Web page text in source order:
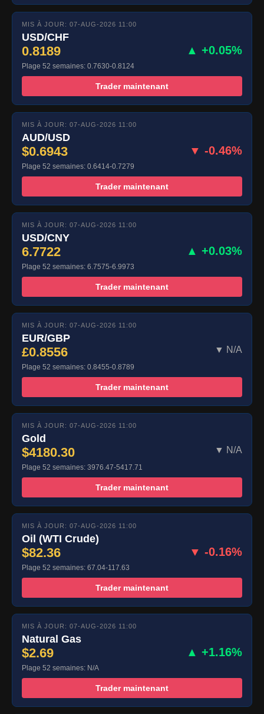
MIS À JOUR: 07-AUG-2026 11:00
USD/CHF
0.8189 ▲ +0.05%
Plage 52 semaines: 0.7630-0.8124
Trader maintenant
MIS À JOUR: 07-AUG-2026 11:00
AUD/USD
$0.6943 ▼ -0.46%
Plage 52 semaines: 0.6414-0.7279
Trader maintenant
MIS À JOUR: 07-AUG-2026 11:00
USD/CNY
6.7722 ▲ +0.03%
Plage 52 semaines: 6.7575-6.9973
Trader maintenant
MIS À JOUR: 07-AUG-2026 11:00
EUR/GBP
£0.8556 ▼ N/A
Plage 52 semaines: 0.8455-0.8789
Trader maintenant
MIS À JOUR: 07-AUG-2026 11:00
Gold
$4180.30 ▼ N/A
Plage 52 semaines: 3976.47-5417.71
Trader maintenant
MIS À JOUR: 07-AUG-2026 11:00
Oil (WTI Crude)
$82.36 ▼ -0.16%
Plage 52 semaines: 67.04-117.63
Trader maintenant
MIS À JOUR: 07-AUG-2026 11:00
Natural Gas
$2.69 ▲ +1.16%
Plage 52 semaines: N/A
Trader maintenant